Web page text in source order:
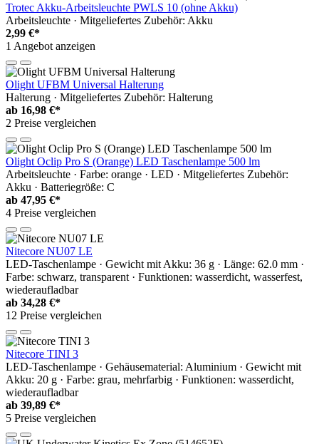
Trotec Akku-Arbeitsleuchte PWLS 10 (ohne Akku)
Arbeitsleuchte · Mitgeliefertes Zubehör: Akku
2,99 €*
1 Angebot anzeigen
Olight UFBM Universal Halterung
Halterung · Mitgeliefertes Zubehör: Halterung
ab 16,98 €*
2 Preise vergleichen
Olight Oclip Pro S (Orange) LED Taschenlampe 500 lm
Arbeitsleuchte · Farbe: orange · LED · Mitgeliefertes Zubehör:
Akku · Batteriegröße: C
ab 47,95 €*
4 Preise vergleichen
Nitecore NU07 LE
LED-Taschenlampe · Gewicht mit Akku: 36 g · Länge: 62.0 mm ·
Farbe: schwarz, transparent · Funktionen: wasserdicht, wasserfest,
wiederaufladbar
ab 34,28 €*
12 Preise vergleichen
Nitecore TINI 3
LED-Taschenlampe · Gehäusematerial: Aluminium · Gewicht mit
Akku: 20 g · Farbe: grau, mehrfarbig · Funktionen: wasserdicht,
wiederaufladbar
ab 39,89 €*
5 Preise vergleichen